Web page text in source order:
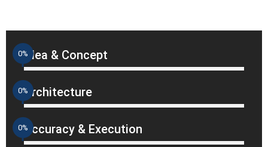
Idea & Concept
0%
Architecture
0%
Accuracy & Execution
0%